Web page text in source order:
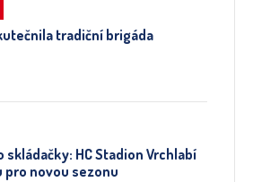
tradiční brigáda
HC Stadion Vrchlabí
pro novou sezonu